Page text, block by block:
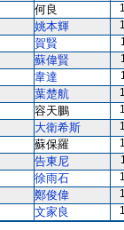
何良
姚本輝
賀賢
蘇偉賢
韋達
葉楚航
容天鵬
大衛希斯
蘇保羅
告東尼
徐雨石
鄭俊偉
文家良